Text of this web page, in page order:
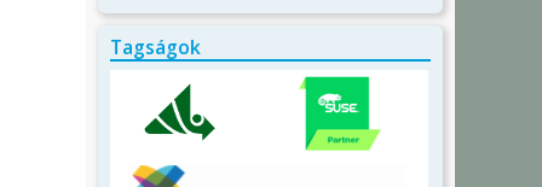
Tagságok